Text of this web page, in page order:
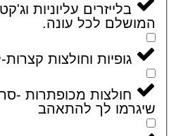
בלייזרים עליוניות וג'קטים
לכל עונה.
גופיות וחולצות קצרות-לכל
חולצות מכופתרות -סריגים
לך להתאהב